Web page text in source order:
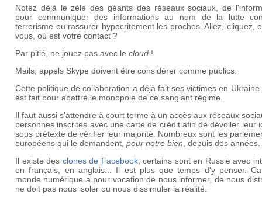
Notez déjà le zèle des géants des réseaux sociaux, de
pour communiquer des informations au nom de la lutte
terrorisme ou rassurer hypocritement les proches. Allez, cliquez,
vous, où est votre contact ?
Par pitié, ne jouez pas avec le cloud !
Mails, appels Skype doivent être considérer comme publics.
Cette politique de collaboration a déjà fait ses victimes en Ukraine
est fait pour abattre le monopole de ce sanglant régime.
Il faut aussi s'attendre à court terme à un accès aux réseaux
personnes inscrites avec une carte de crédit afin de dévoiler leur
sous prétexte de vérifier leur majorité. Nombreux sont les
européens qui le demandent, pour notre bien , depuis des années.
Il existe des clones de Facebook, certains sont en Russie avec
en français, en anglais... Il est plus que temps d'y penser.
monde numérique a pour vocation de nous informer, de nous
ne doit pas nous isoler ou nous dissimuler la réalité.